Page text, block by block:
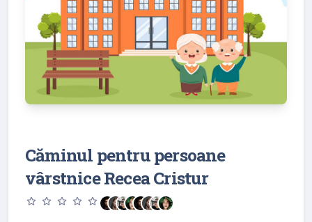
Căminul pentru persoane
vârstnice Recea Cristur
star_outline star_outline star_outline star_outline star_outline